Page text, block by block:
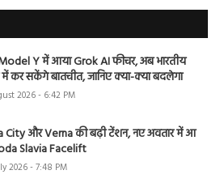
Y में आया Grok AI फीचर, अब भारतीय
कर सकेंगे बातचीत, जानिए क्या-क्या बदलेगा
2026 - 6:42 PM
City और Verna की बढ़ी टेंशन, नए अवतार में आ
Slavia Facelift
2026 - 7:48 PM